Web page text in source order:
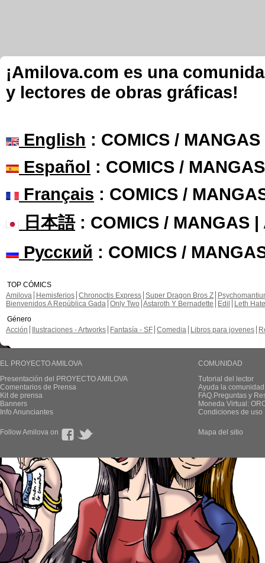
¡Amilova.com es una
y lectores de obras gráficas!
English : COMICS /
Español : COMICS /
Français : COMICS /
日本語: COMICS / MANGAS |
Русский : COMICS /
TOP CÓMICS
Amilova
Hemisferios Chronoctis Express Super Dragon Bros Z
Bienvenidos A República Gada Only Two Astaroth Y Bernadette Edil
Leth Hate
Género
Acción
Ilustraciones - Artworks Fantasía - SF Comedia Libros para jovenes
EL PROYECTO AMILOVA
Presentación del PROYECTO AMILOVA
Comentarios de Prensa
Kit de prensa
Banners
Info Anunciantes
COMUNIDAD
Tutorial del lector
Ayuda la
FAQ.Preguntas y
Moneda Virtual:
Condiciones de uso
Follow Amilova on Mapa del sitio